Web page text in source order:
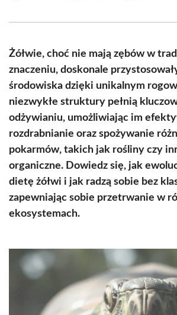
(Twitter)
Żółwie, choć nie mają zębów w
znaczeniu, doskonale
środowiska dzięki unikalnym
niezwykłe struktury pełnią
odżywianiu, umożliwiając im
rozdrabnianie oraz spożywanie
pokarmów, takich jak rośliny czy
organiczne. Dowiedz się, jak
dietę żółwi i jak radzą sobie bez
zapewniając sobie przetrwanie w
ekosystemach.